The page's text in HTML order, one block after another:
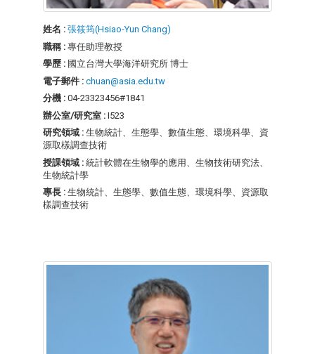
姓名 : 張筱筠(Hsiao-Yun Chang)
職稱 : 專任助理教授
學歷 : 國立台灣大學海洋研究所 博士
電子郵件 : chuan@asia.edu.tw
分機 : 04-23323456#1841
辦公室/研究室 : I523
研究領域 : 生物統計、生態學、數值生態、環境科學、資
源取樣調查技術
授課領域 : 統計軟體在生物學的應用、生物技術研究法、
生物統計學
專長 : 生物統計、生態學、數值生態、環境科學、資源取
樣調查技術